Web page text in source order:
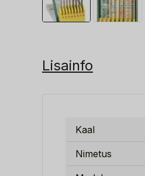
Lisainfo
Kaal
Nimetus